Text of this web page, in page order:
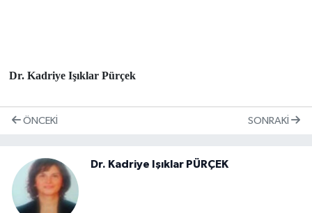
Dr. Kadriye Işıklar Pürçek
ÖNCEKI SONRAKI
Dr. Kadriye Işıklar PÜRÇEK